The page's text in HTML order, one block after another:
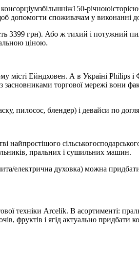
допомогти споживачам у виконанні
3399 грн). Або ж тихий і потужний
ціною.
місті Ейндховен. А в Україні
засновниками торгової мережі вони
пилосос, блендер) і девайси по
найпростішого
пральних і сушильних машин.
електрична духовка) можна
техніки Arcelik. В асортименті:
фруктів і ягід актуально